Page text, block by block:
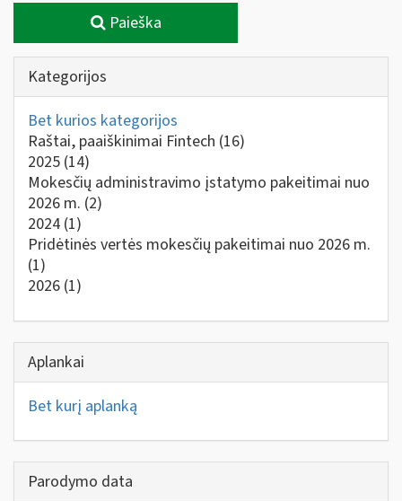
Paieška
Kategorijos
Bet kurios kategorijos
Raštai, paaiškinimai Fintech (16)
2025 (14)
Mokesčių administravimo įstatymo pakeitimai nuo
2026 m. (2)
2024 (1)
Pridėtinės vertės mokesčių pakeitimai nuo 2026 m.
(1)
2026 (1)
Aplankai
Bet kurį aplanką
Parodymo data